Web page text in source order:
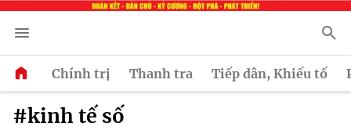
Chính trị Thanh tra Tiếp dân, Khiếu tố
#kinh tế số